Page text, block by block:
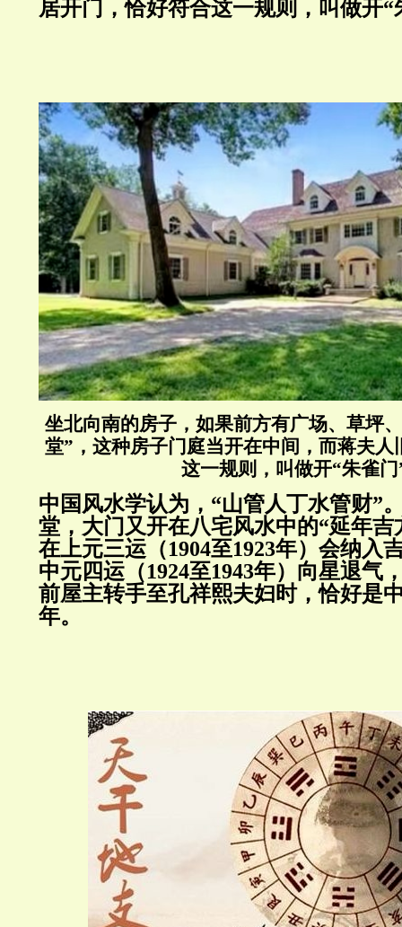
居开门，恰好符合这一规则，叫做开“
坐北向南的房子，如果前方有广场、草坪
堂”，这种房子门庭当开在中间，而蒋夫人
这一规则，叫做开“朱雀门
中国风水学认为， “山管人丁水管财”
堂，大门又开在八宅风水中的“延年吉
在上元三运（1904至1923年）会纳入
中元四运（1924至1943年）向星退气
前屋主转手至孔祥熙夫妇时，恰好是
年。